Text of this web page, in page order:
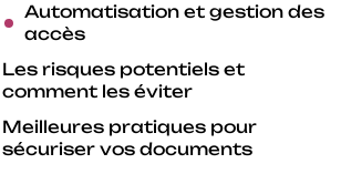
Automatisation et gestion des
accès
Les risques potentiels et
comment les éviter
Meilleures pratiques pour
sécuriser vos documents